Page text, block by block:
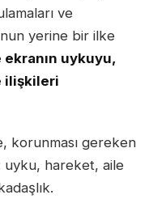
ve
yerine bir ilke
ekranın uykuyu,
ilişkileri
korunması gereken
uyku, hareket, aile